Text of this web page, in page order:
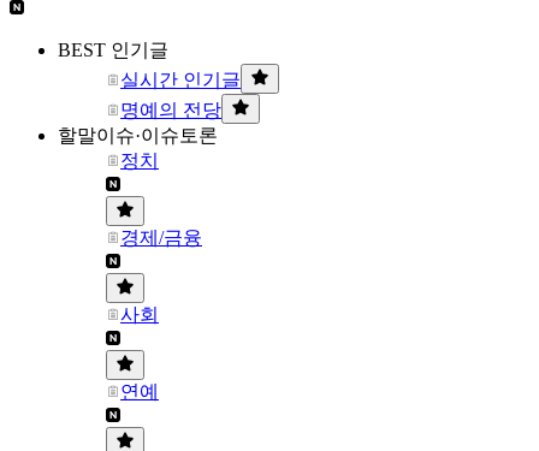
BEST 인기글
실시간 인기글
명예의 전당
할말이슈·이슈토론
정치
경제/금융
사회
연예